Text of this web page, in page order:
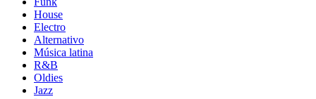
House
Electro
Alternativo
Música latina
R&B
Oldies
Jazz